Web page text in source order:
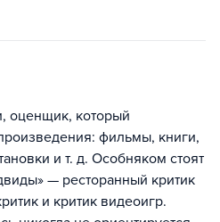
оценщик, который
фильмы, книги,
и т. д. Особняком стоят
— ресторанный критик
и критик видеоигр.